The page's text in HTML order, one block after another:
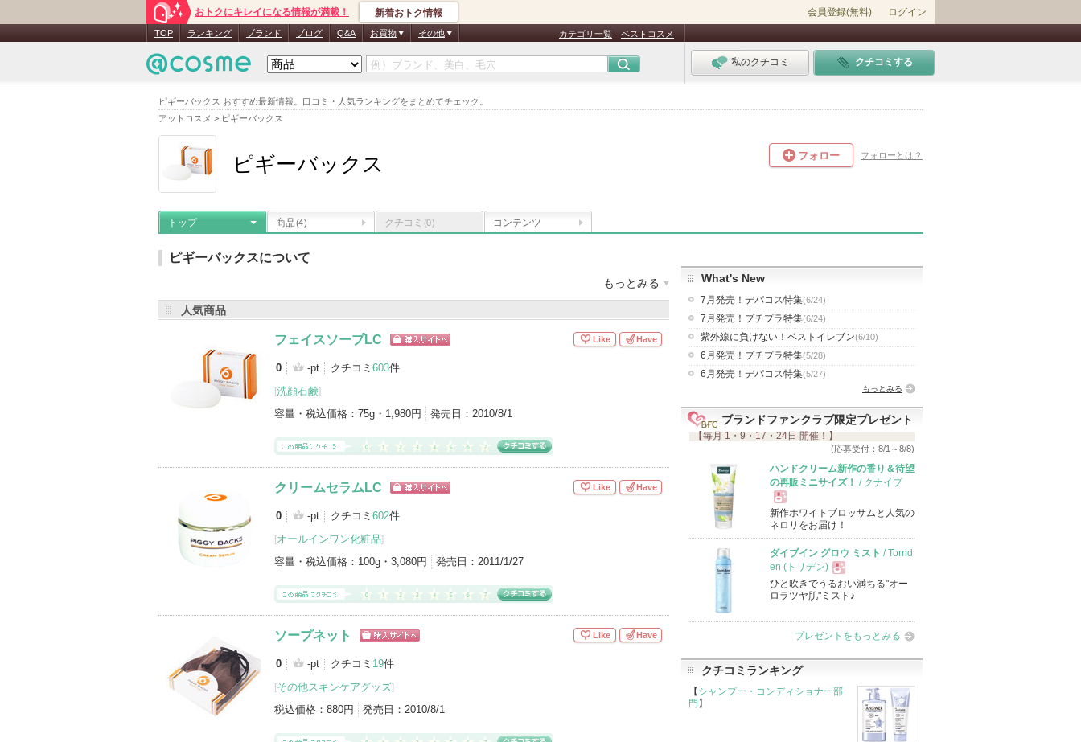
ピギーバックス おすすめ最新情報。口コミ・人気ランキングをまとめてチェック。
アットコスメ > ピギーバックス
おトクにキレイになる情報が満載！ 新着おトク情報 会員登録(無料) ログイン
TOP ランキング ブランド ブログ Q&A お買物 その他 カテゴリ一覧 ベストコスメ
私のクチコミ クチコミする
ピギーバックス フォロー フォローとは？
トップ 商品(4) クチコミ (0) コンテンツ
ピギーバックスについて
もっとみる
メーカー名：
ピギーバックスの登録商品 (4件)
登録アイテムカテゴリ
洗顔石鹸（1） 日焼け止め・UVケア(顔用)（1）
オールインワン化粧品（1）
人気商品
フェイスソープLC
グサイトへ
0 -pt クチコミ 603件
[洗顔石鹸]
容量・税込価格： 75g・1,980円 発売日： 2010/8/1
Like Have
クリームセラムLC
グサイトへ
0 -pt クチコミ 602件
[オールインワン化粧品]
容量・税込価格： 100g・3,080円 発売日： 2011/1/27
Like Have
ソープネット
グサイトへ
0 -pt クチコミ 19件
[その他スキンケアグッズ]
税込価格： 880円 発売日： 2010/8/1
Like Have
What's New
7月発売！デパコス特集(6/24)
7月発売！プチプラ特集(6/24)
紫外線に負けない！ベストイレブン(6/10)
6月発売！プチプラ特集(5/28)
6月発売！デパコス特集(5/27)
もっとみる
ブランドファンクラブ限定プレゼント
【毎月 1・9・17・24日 開催！】
(応募受付：8/1～8/8)
ハンドクリーム新作の香り＆待望
の再販ミニサイズ！
/ クナイプ
現
品
新作ホワイトブロッサムと人気の
ネロリをお届け！
ダイブイン グロウ ミスト / Torrid
en (トリデン)
現
品
ひと吹きでうるおい満ちる"オー
ロラツヤ肌"ミスト♪
プレゼントをもっとみる
クチコミランキング
【 シャンプー・コンディショナー部
門 】